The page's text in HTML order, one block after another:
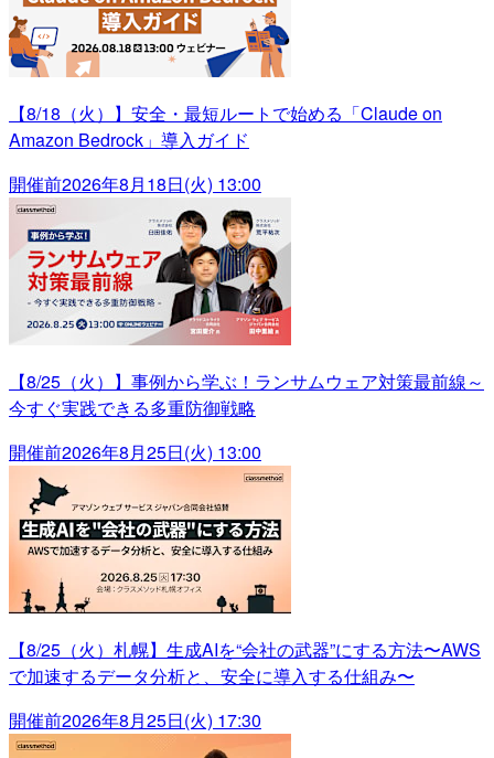
【8/18（火）】安全・最短ルートで始める「Claude on
Amazon Bedrock」導入ガイド
開催前2026年8月18日(火) 13:00
【8/25（火）】事例から学ぶ！ランサムウェア対策最前線～
今すぐ実践できる多重防御戦略
開催前2026年8月25日(火) 13:00
【8/25（火）札幌】生成AIを“会社の武器”にする方法〜AWS
で加速するデータ分析と、安全に導入する仕組み〜
開催前2026年8月25日(火) 17:30